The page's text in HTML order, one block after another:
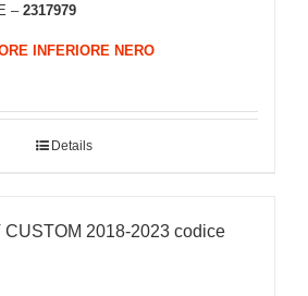
– 2317979
INFERIORE NERO
Details
CUSTOM 2018-2023 codice